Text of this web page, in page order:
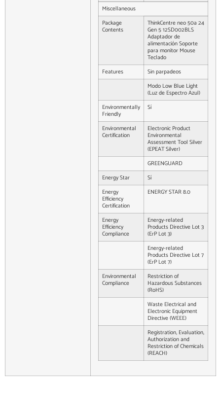
Miscellaneous
Package
Contents
ThinkCentre neo 50a 24
Gen 5 12SD002BLS
Adaptador de
alimentación Soporte
para monitor Mouse
Teclado
Features
Sin parpadeos
Modo Low Blue Light
(Luz de Espectro Azul)
Environmentally
Friendly
Sí
Environmental
Certification
Electronic Product
Environmental
Assessment Tool Silver
(EPEAT Silver)
GREENGUARD
Energy Star
Sí
Energy
Efficiency
Certification
ENERGY STAR 8.0
Energy
Efficiency
Compliance
Energy-related
Products Directive Lot 3
(ErP Lot 3)
Energy-related
Products Directive Lot 7
(ErP Lot 7)
Environmental
Compliance
Restriction of
Hazardous Substances
(RoHS)
Waste Electrical and
Electronic Equipment
Directive (WEEE)
Registration, Evaluation,
Authorization and
Restriction of Chemicals
(REACH)